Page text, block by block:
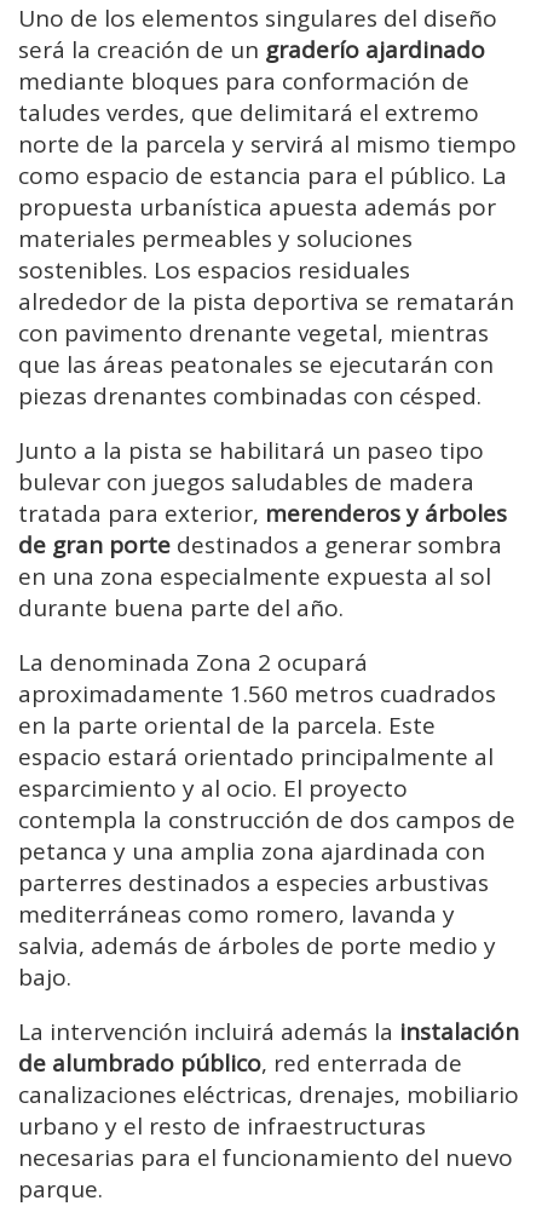
Uno de los elementos singulares del diseño
será la creación de un graderío ajardinado
mediante bloques para conformación de
taludes verdes, que delimitará el extremo
norte de la parcela y servirá al mismo tiempo
como espacio de estancia para el público. La
propuesta urbanística apuesta además por
materiales permeables y soluciones
sostenibles. Los espacios residuales
alrededor de la pista deportiva se rematarán
con pavimento drenante vegetal, mientras
que las áreas peatonales se ejecutarán con
piezas drenantes combinadas con césped.
Junto a la pista se habilitará un paseo tipo
bulevar con juegos saludables de madera
tratada para exterior, merenderos y árboles
de gran porte destinados a generar sombra
en una zona especialmente expuesta al sol
durante buena parte del año.
La denominada Zona 2 ocupará
aproximadamente 1.560 metros cuadrados
en la parte oriental de la parcela. Este
espacio estará orientado principalmente al
esparcimiento y al ocio. El proyecto
contempla la construcción de dos campos de
petanca y una amplia zona ajardinada con
parterres destinados a especies arbustivas
mediterráneas como romero, lavanda y
salvia, además de árboles de porte medio y
bajo.
La intervención incluirá además la instalación
de alumbrado público, red enterrada de
canalizaciones eléctricas, drenajes, mobiliario
urbano y el resto de infraestructuras
necesarias para el funcionamiento del nuevo
parque.